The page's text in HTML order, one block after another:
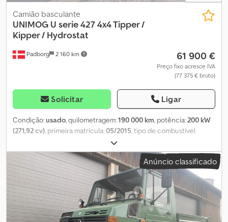
Padborg 2 160 km
Camião basculante
UNIMOG U serie 427 4x4 Tipper /
Kipper / Hydrostat
61 900 €
Preço fixo acresce IVA
(77 375 € bruto)
Solicitar Ligar
Condição:usado, quilometragem:190 000 km, potência:200 kW
(271,92 cv), primeira matrícula:05/2015, tipo de combustível:
, configuração de eixo:
amarelo, tipo de engrenagem:semi-automático, classe de
emissão: Euro 6, comprimento do espaço de carga:2 382 mm,
largura do espaço de carga:2 068 mm, Equipamento:
ABS, ar
condicionado, tração integral, Fabricante: Unimog Modelo: U427
4x4 Basculante / Hidrostático Ano: 2015 Condição: Muito boa
Número de série: WDB4051101V239437 Ref. nº: 837820 Data de
registo: 28-05-2015 Potência: 272 cv Km: 190000 Caixa de
Anúncio classificado